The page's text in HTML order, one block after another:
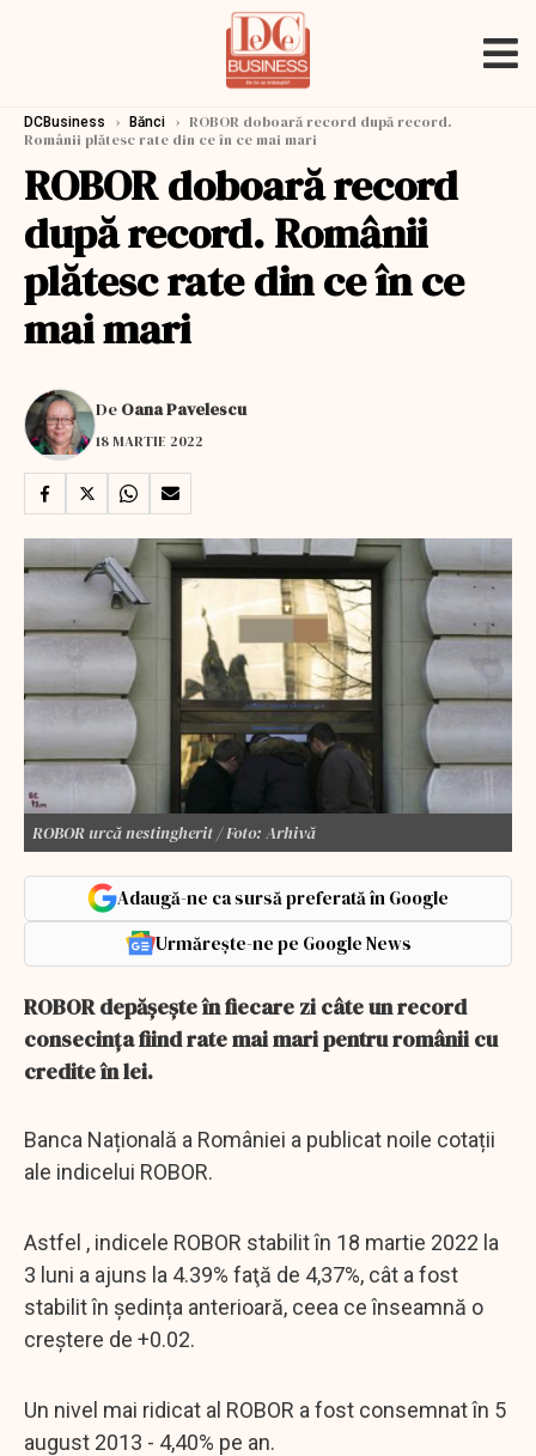
DCBusiness › Bănci › ROBOR doboară record după record.
Românii plătesc rate din ce în ce mai mari
ROBOR doboară record
după record. Românii
plătesc rate din ce în ce
mai mari
De Oana Pavelescu
18 MARTIE 2022
ROBOR urcă nestingherit / Foto: Arhivă
Adaugă-ne ca sursă preferată în Google
Urmărește-ne pe Google News
ROBOR depășește în fiecare zi câte un record
consecința fiind rate mai mari pentru românii cu
credite în lei.
Banca Națională a României a publicat noile cotații
ale indicelui ROBOR.
Astfel , indicele ROBOR stabilit în 18 martie 2022 la
3 luni a ajuns la 4.39% faţă de 4,37%, cât a fost
stabilit în ședința anterioară, ceea ce înseamnă o
creștere de +0.02.
Un nivel mai ridicat al ROBOR a fost consemnat în 5
august 2013 - 4,40% pe an.